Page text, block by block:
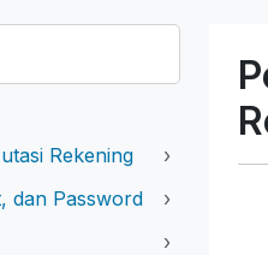
Rekening
›
dan Password
›
›